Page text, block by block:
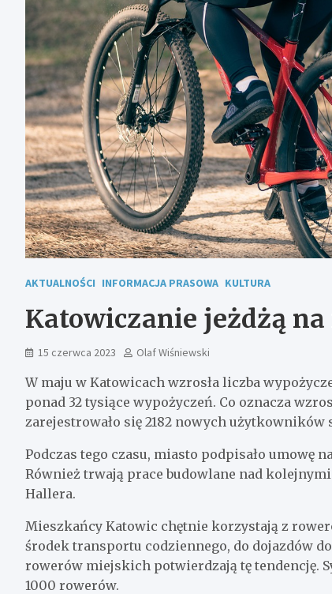
AKTUALNOŚCI INFORMACJA PRASOWA KULTURA
Katowiczanie jeżdżą
15 czerwca 2023 Olaf Wiśniewski
W maju w Katowicach wzrosła liczba
ponad 32 tysiące wypożyczeń. Co oznacza
zarejestrowało się 2182 nowych użytkowników
Podczas tego czasu, miasto podpisało umowę
Również trwają prace budowlane nad
Hallera.
Mieszkańcy Katowic chętnie korzystają z
środek transportu codziennego, do dojazdów
rowerów miejskich potwierdzają tę tendencję.
1000 rowerów.